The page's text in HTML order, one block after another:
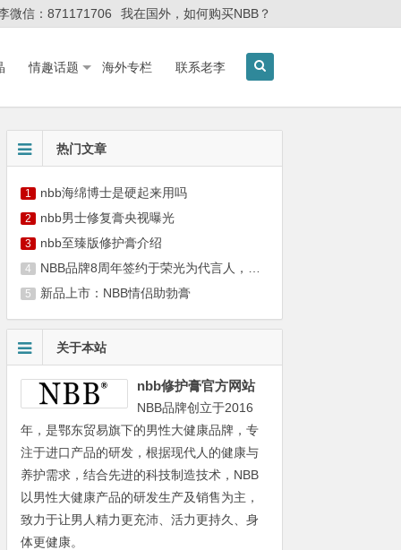
微信：871171706 我在国外，如何购买NBB？
情趣话题 海外专栏 联系老李
热门文章
1 nbb海绵博士是硬起来用吗
2 nbb男士修复膏央视曝光
3 nbb至臻版修护膏介绍
4 NBB品牌8周年签约于荣光为代言人，携手硬汉共筑男性健康新篇章
5 新品上市：NBB情侣助勃膏
关于本站
nbb修护膏官方网站
NBB品牌创立于2016
年，是鄂东贸易旗下的男性大健康品牌，专
注于进口产品的研发，根据现代人的健康与
养护需求，结合先进的科技制造技术，NBB
以男性大健康产品的研发生产及销售为主，
致力于让男人精力更充沛、活力更持久、身
体更健康。